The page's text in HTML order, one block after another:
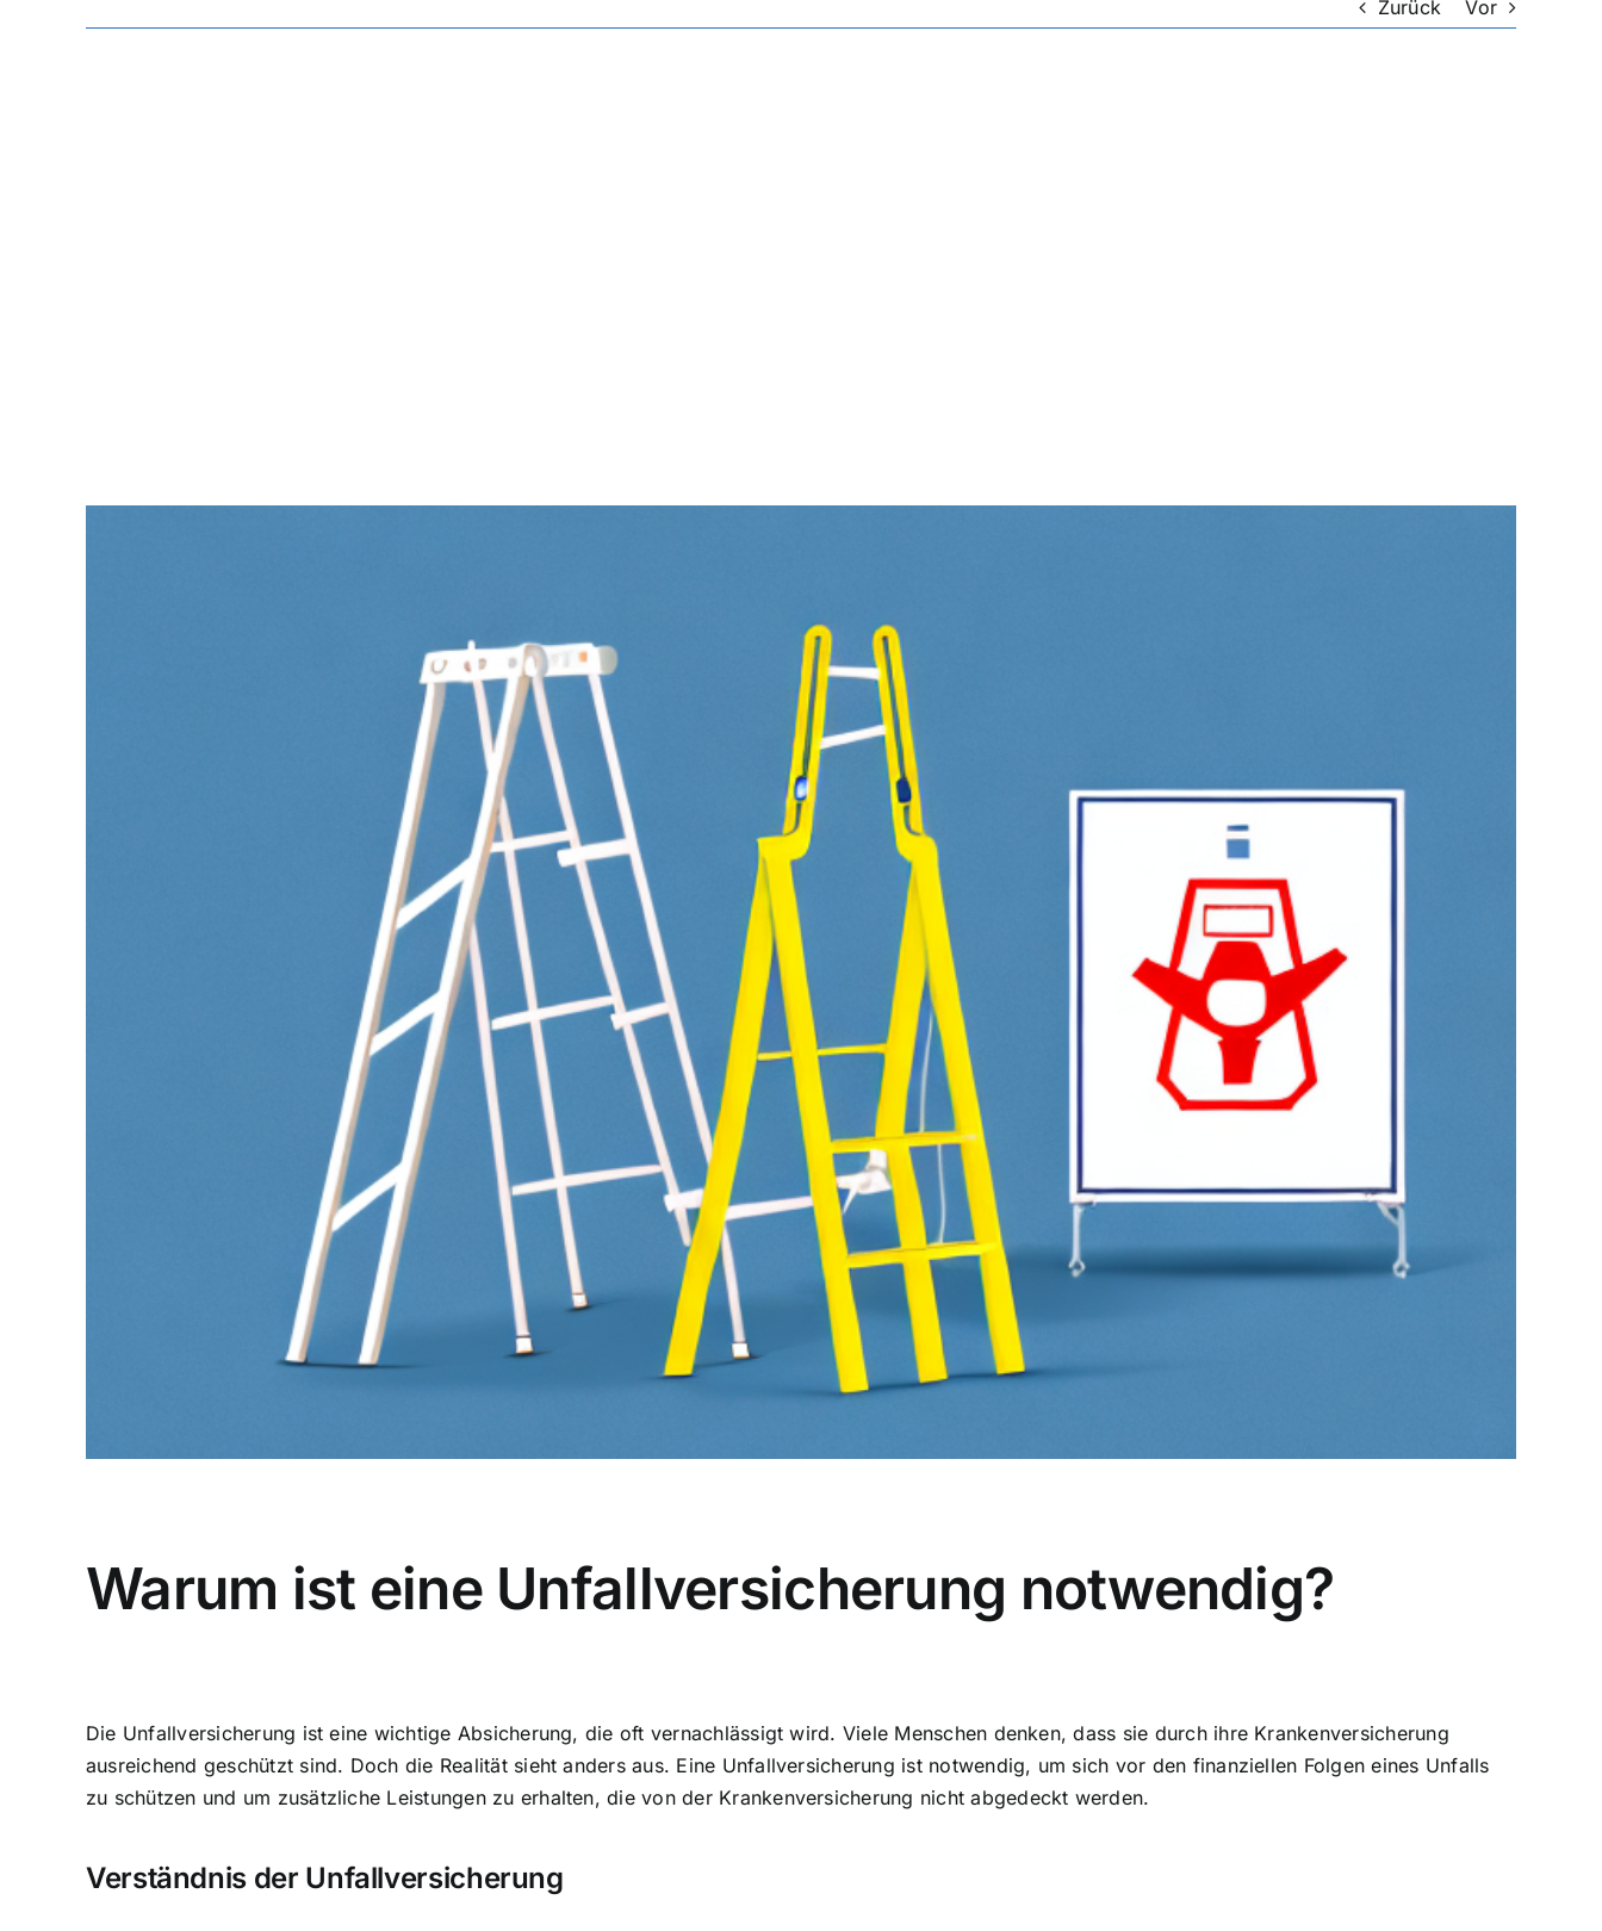
Zurück Vor
Warum ist eine Unfallversicherung notwendig?
Die Unfallversicherung ist eine wichtige Absicherung, die oft vernachlässigt wird. Viele Menschen denken, dass sie durch ihre Krankenversicherung
ausreichend geschützt sind. Doch die Realität sieht anders aus. Eine Unfallversicherung ist notwendig, um sich vor den finanziellen Folgen eines Unfalls
zu schützen und um zusätzliche Leistungen zu erhalten, die von der Krankenversicherung nicht abgedeckt werden.
Verständnis der Unfallversicherung